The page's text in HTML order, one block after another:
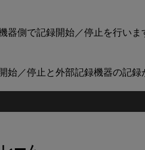
器側で記録開始／停止を行いま
始／停止と外部記録機器の記録